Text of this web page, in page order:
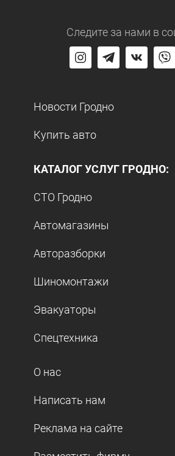
Следите за нами в
Новости Гродно
Купить авто
КАТАЛОГ УСЛУГ ГРОДНО:
СТО Гродно
Автомагазины
Авторазборки
Шиномонтажи
Эвакуаторы
Спецтехника
О нас
Написать нам
Реклама на сайте